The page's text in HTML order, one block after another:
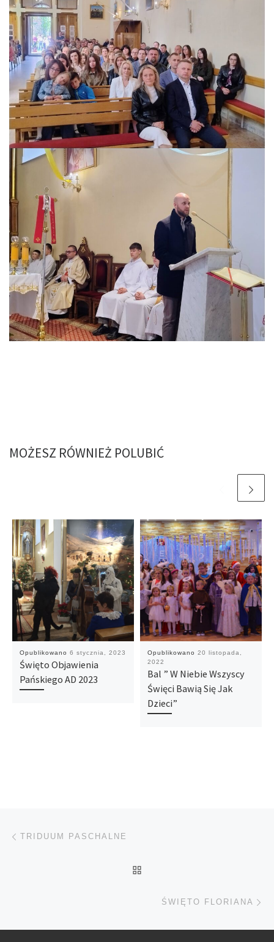
MOŻESZ RÓWNIEŻ POLUBIĆ
Opublikowano 6 stycznia, 2023
Święto Objawienia
Pańskiego AD 2023
Opublikowano 20 listopada,
2022
Bal ” W Niebie Wszyscy
Święci Bawią Się Jak
Dzieci”
Nawigacja wpisu
TRIDUUM PASCHALNE
ŚWIĘTO FLORIANA